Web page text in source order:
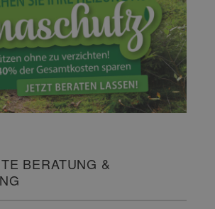
BERATUNG &